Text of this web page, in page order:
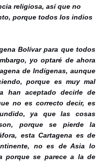
religiosa, así que no
porque todos los indios
Bolívar para que todos
yo optaré de ahora
de Indígenas, aunque
porque es muy mal
han aceptado decirle de
no es correcto decir, es
ya que las cosas
porque se pierde la
esta Cartagena es de
no es de Asia lo
porque se parece a la de